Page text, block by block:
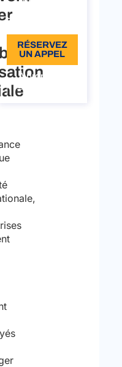
RÉSERVEZ
UN APPEL
À propos